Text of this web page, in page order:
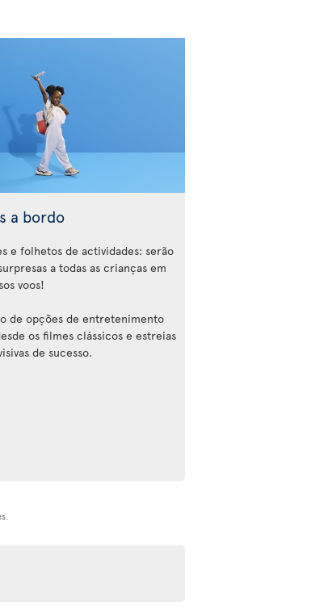
a bordo
e folhetos de actividades: serão
a todas as crianças em
voos!
de opções de entretenimento
os filmes clássicos e estreias
de sucesso.